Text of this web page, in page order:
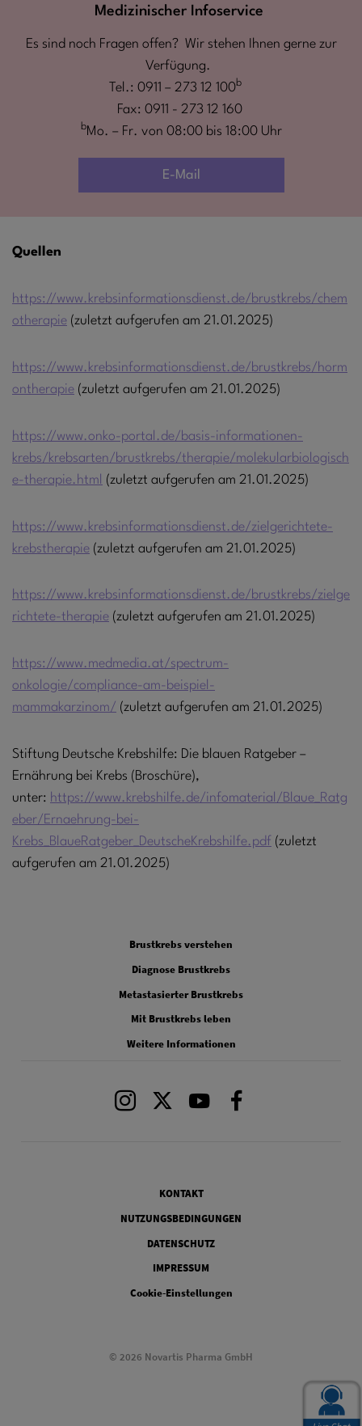
Medizinischer Infoservice
Es sind noch Fragen offen? Wir stehen Ihnen gerne zur
Verfügung.
Tel.: 0911 – 273 12 100b
Fax: 0911 - 273 12 160
bMo. – Fr. von 08:00 bis 18:00 Uhr
E-Mail
Quellen
https://www.krebsinformationsdienst.de/brustkrebs/chem
otherapie (zuletzt aufgerufen am 21.01.2025)
https://www.krebsinformationsdienst.de/brustkrebs/horm
ontherapie (zuletzt aufgerufen am 21.01.2025)
https://www.onko-portal.de/basis-informationen-
krebs/krebsarten/brustkrebs/therapie/molekularbiologisch
e-therapie.html (zuletzt aufgerufen am 21.01.2025)
https://www.krebsinformationsdienst.de/zielgerichtete-
krebstherapie (zuletzt aufgerufen am 21.01.2025)
https://www.krebsinformationsdienst.de/brustkrebs/zielge
richtete-therapie (zuletzt aufgerufen am 21.01.2025)
https://www.medmedia.at/spectrum-
onkologie/compliance-am-beispiel-
mammakarzinom/ (zuletzt aufgerufen am 21.01.2025)
Stiftung Deutsche Krebshilfe: Die blauen Ratgeber –
Ernährung bei Krebs (Broschüre),
unter: https://www.krebshilfe.de/infomaterial/Blaue_Ratg
eber/Ernaehrung-bei-
Krebs_BlaueRatgeber_DeutscheKrebshilfe.pdf (zuletzt
aufgerufen am 21.01.2025)
Brustkrebs verstehen
Diagnose Brustkrebs
Metastasierter Brustkrebs
Mit Brustkrebs leben
Weitere Informationen
Instagram Youtube
KONTAKT
NUTZUNGSBEDINGUNGEN
DATENSCHUTZ
IMPRESSUM
Cookie-Einstellungen
© 2026 Novartis Pharma GmbH